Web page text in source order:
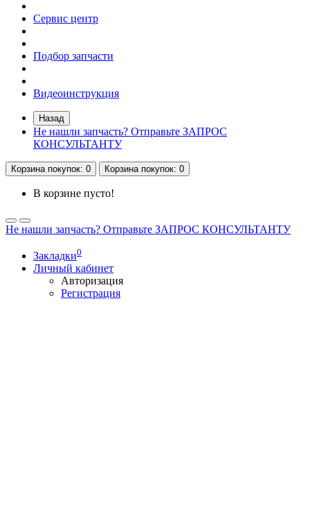
Сервис центр
Подбор запчасти
Видеоинструкция
Назад
Не нашли запчасть? Отправьте ЗАПРОС
КОНСУЛЬТАНТУ
Корзинапокупок: 0 Корзинапокупок: 0
В корзине пусто!
Не нашли запчасть? Отправьте ЗАПРОС КОНСУЛЬТАНТУ
Закладки0
Личный кабинет
Авторизация
Регистрация